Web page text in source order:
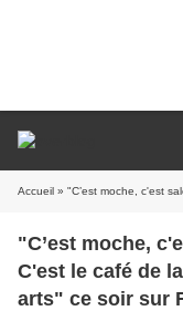
Accueil » "C’est moche, c'est sale, c'est
"C’est moche,
C'est le café de
arts" ce soir sur